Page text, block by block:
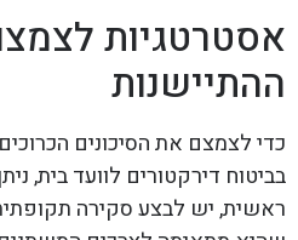
אסטרטגיות
ההתיישנות
כדי לצמצם את הסיכונים
בביטוח דירקטורים לוועד בית,
ראשית, יש לבצע סקירה